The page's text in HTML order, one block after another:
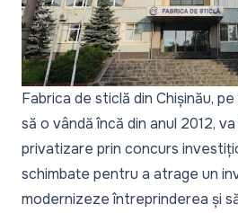
Fabrica de sticlă din Chișinău,
să o vândă încă din anul 2012,
privatizare prin concurs
schimbate pentru a atrage un
modernizeze întreprinderea și